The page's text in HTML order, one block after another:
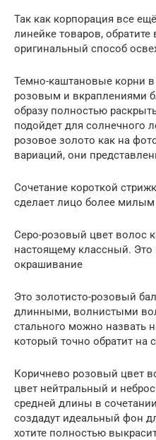
Так как корпорация все
линейке товаров,
оригинальный способ
Темно-каштановые корни
розовым и вкраплениями
образу полностью
подойдет для солнечного
розовое золото как на
вариаций, они
Сочетание короткой
сделает лицо более милым
Серо-розовый цвет волос
настоящему классный. Это
окрашивание
Это золотисто-розовый
длинными, волнистыми
стального можно назвать
который точно обратит на
Коричнево розовый цвет
цвет нейтральный и
средней длины в
создадут идеальный фон
хотите полностью